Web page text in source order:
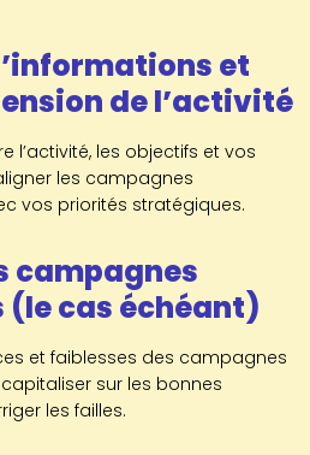
et
de l’activité
l’activité, les objectifs et vos
les campagnes
vos priorités stratégiques.
campagnes
(le cas échéant)
et faiblesses des campagnes
sur les bonnes
les failles.